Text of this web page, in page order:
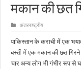
मकान की छत
अंतरराष्ट्रीय
पाकिस्तान के कराची में एक
बस्ती में एक मकान की छत
चार अन्य लोग भी गंभीर रूप से